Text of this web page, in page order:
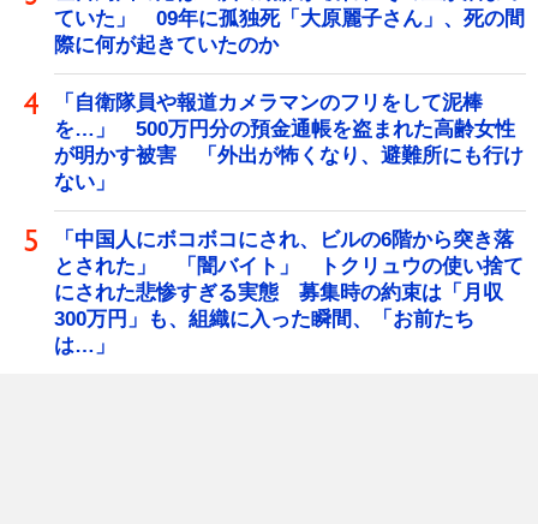
ていた」 09年に孤独死「大原麗子さん」、死の間
際に何が起きていたのか
「自衛隊員や報道カメラマンのフリをして泥棒
を…」 500万円分の預金通帳を盗まれた高齢女性
が明かす被害 「外出が怖くなり、避難所にも行け
ない」
「中国人にボコボコにされ、ビルの6階から突き落
とされた」 「闇バイト」 トクリュウの使い捨て
にされた悲惨すぎる実態 募集時の約束は「月収
300万円」も、組織に入った瞬間、「お前たち
は…」